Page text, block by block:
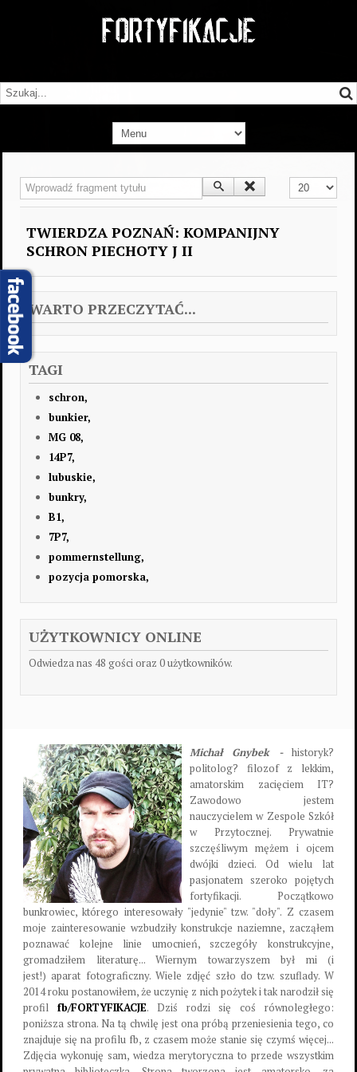
Wprowadź fragment tytułu Pokaż #
TWIERDZA POZNAŃ: KOMPANIJNY
SCHRON PIECHOTY J II
WARTO PRZECZYTAĆ...
TAGI
schron,
bunkier,
MG 08,
14P7,
lubuskie,
bunkry,
B1,
7P7,
pommernstellung,
pozycja pomorska,
UŻYTKOWNICY ONLINE
Odwiedza nas 48 gości oraz 0 użytkowników.
Michał Gnybek - historyk?
politolog? filozof z lekkim,
amatorskim zacięciem IT?
Zawodowo jestem
nauczycielem w Zespole Szkół
w Przytocznej. Prywatnie
szczęśliwym mężem i ojcem
dwójki dzieci. Od wielu lat
pasjonatem szeroko pojętych
fortyfikacji. Początkowo
bunkrowiec, którego interesowały "jedynie" tzw. "doły". Z czasem
moje zainteresowanie wzbudziły konstrukcje naziemne, zacząłem
poznawać kolejne linie umocnień, szczegóły konstrukcyjne,
gromadziłem literaturę... Wiernym towarzyszem był mi (i
jest!) aparat fotograficzny. Wiele zdjęć szło do tzw. szuflady. W
2014 roku postanowiłem, że uczynię z nich pożytek i tak narodził się
profil fb/FORTYFIKACJE. Dziś rodzi się coś równoległego:
poniższa strona. Na tą chwilę jest ona próbą przeniesienia tego, co
znajduje się na profilu fb, z czasem może stanie się czymś więcej...
Zdjęcia wykonuję sam, wiedza merytoryczna to przede wszystkim